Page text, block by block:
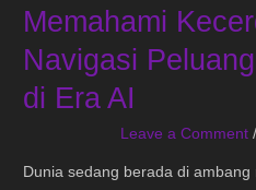
Memahami
Navigasi
di Era AI
Leave a Comment /
Dunia sedang berada di
Buatan:
Navigasi
Peluang
dan